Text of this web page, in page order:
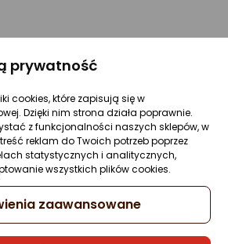
prywatność
cookies, które zapisują się w
Dzięki nim strona działa poprawnie.
z funkcjonalności naszych sklepów, w
reklam do Twoich potrzeb poprzez
statystycznych i analitycznych,
wszystkich plików cookies.
zaawansowane